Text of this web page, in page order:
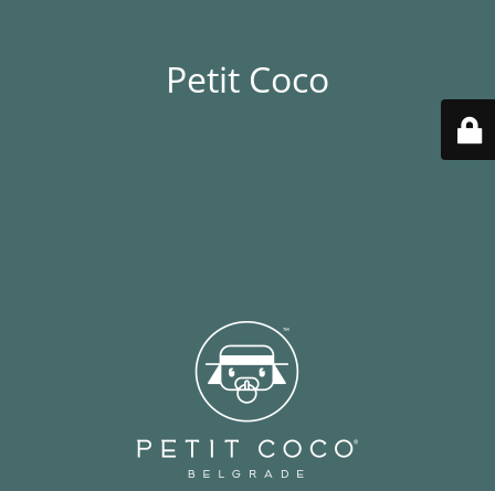
Petit Coco